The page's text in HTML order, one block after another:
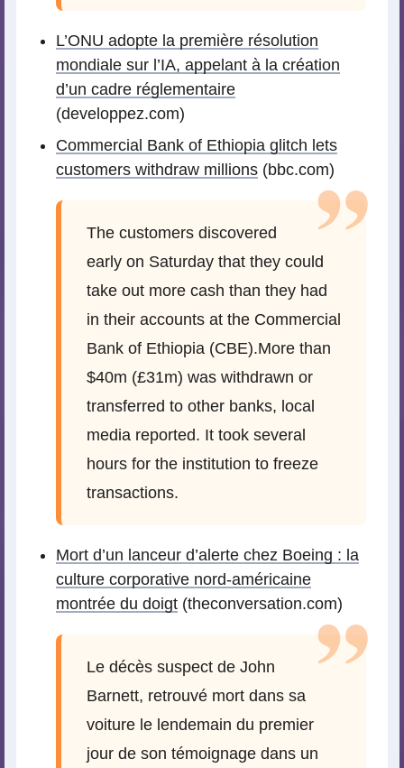
L’ONU adopte la première résolution
mondiale sur l’IA, appelant à la création
d’un cadre réglementaire
(developpez.com)
Commercial Bank of Ethiopia glitch lets
customers withdraw millions (bbc.com)
The customers discovered
early on Saturday that they could
take out more cash than they had
in their accounts at the Commercial
Bank of Ethiopia (CBE).More than
$40m (£31m) was withdrawn or
transferred to other banks, local
media reported. It took several
hours for the institution to freeze
transactions.
Mort d’un lanceur d’alerte chez Boeing : la
culture corporative nord-américaine
montrée du doigt (theconversation.com)
Le décès suspect de John
Barnett, retrouvé mort dans sa
voiture le lendemain du premier
jour de son témoignage dans un